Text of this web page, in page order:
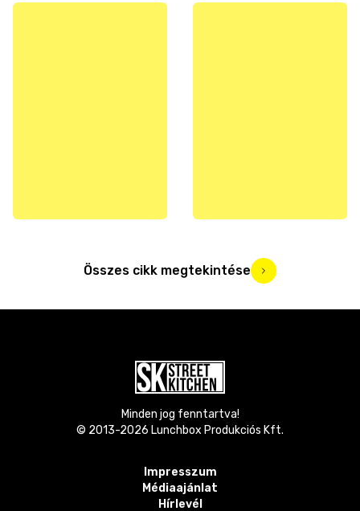
Összes cikk megtekintése
Minden jog fenntartva!
© 2013-2026 Lunchbox Produkciós Kft.
Impresszum
Médiaajánlat
Hírlevél